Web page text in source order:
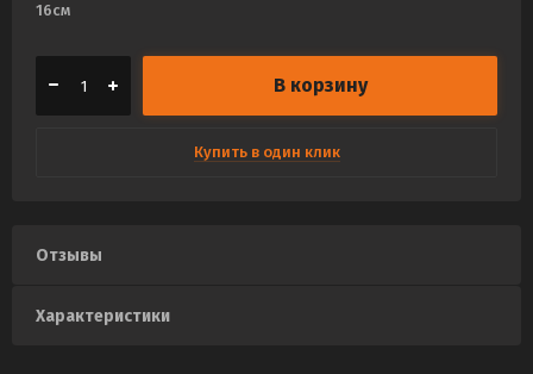
16см
В корзину
Купить в один клик
Отзывы
Характеристики